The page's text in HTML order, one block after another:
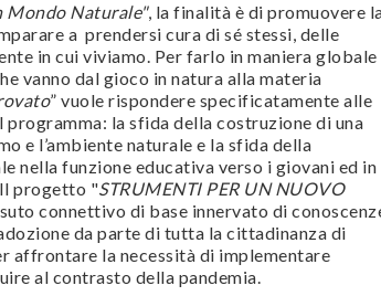
Mondo Naturale", la finalità è di promuovere
a prendersi cura di sé stessi, delle
in cui viviamo. Per farlo in maniera globale
vanno dal gioco in natura alla materia
” vuole rispondere specificatamente alle
programma: la sfida della costruzione di una
e l’ambiente naturale e la sfida della
nella funzione educativa verso i giovani ed in
progetto "STRUMENTI PER UN NUOVO
connettivo di base innervato di
da parte di tutta la cittadinanza di
affrontare la necessità di implementare
al contrasto della pandemia.